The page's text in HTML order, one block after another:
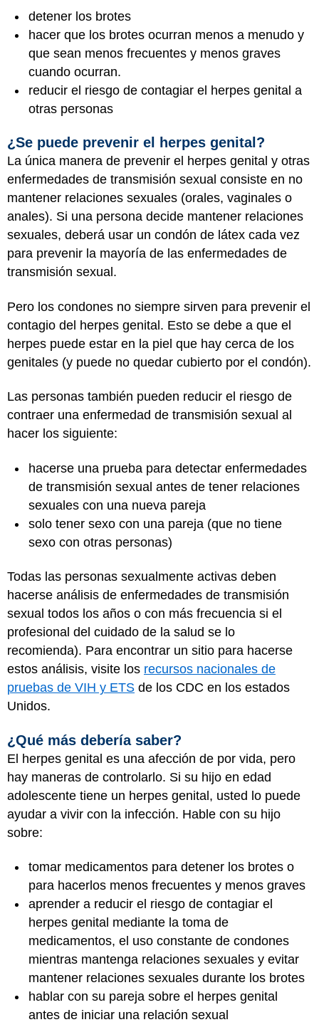
detener los brotes
hacer que los brotes ocurran menos a menudo y
que sean menos frecuentes y menos graves
cuando ocurran.
reducir el riesgo de contagiar el herpes genital a
otras personas
¿Se puede prevenir el herpes genital?
La única manera de prevenir el herpes genital y otras
enfermedades de transmisión sexual consiste en no
mantener relaciones sexuales (orales, vaginales o
anales). Si una persona decide mantener relaciones
sexuales, deberá usar un condón de látex cada vez
para prevenir la mayoría de las enfermedades de
transmisión sexual.
Pero los condones no siempre sirven para prevenir el
contagio del herpes genital. Esto se debe a que el
herpes puede estar en la piel que hay cerca de los
genitales (y puede no quedar cubierto por el condón).
Las personas también pueden reducir el riesgo de
contraer una enfermedad de transmisión sexual al
hacer los siguiente:
hacerse una prueba para detectar enfermedades
de transmisión sexual antes de tener relaciones
sexuales con una nueva pareja
solo tener sexo con una pareja (que no tiene
sexo con otras personas)
Todas las personas sexualmente activas deben
hacerse análisis de enfermedades de transmisión
sexual todos los años o con más frecuencia si el
profesional del cuidado de la salud se lo
recomienda). Para encontrar un sitio para hacerse
estos análisis, visite los recursos nacionales de
pruebas de VIH y ETS de los CDC en los estados
Unidos.
¿Qué más debería saber?
El herpes genital es una afección de por vida, pero
hay maneras de controlarlo. Si su hijo en edad
adolescente tiene un herpes genital, usted lo puede
ayudar a vivir con la infección. Hable con su hijo
sobre:
tomar medicamentos para detener los brotes o
para hacerlos menos frecuentes y menos graves
aprender a reducir el riesgo de contagiar el
herpes genital mediante la toma de
medicamentos, el uso constante de condones
mientras mantenga relaciones sexuales y evitar
mantener relaciones sexuales durante los brotes
hablar con su pareja sobre el herpes genital
antes de iniciar una relación sexual